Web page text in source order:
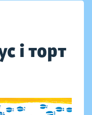
і торт